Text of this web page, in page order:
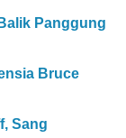
Panggung
Bruce
Sang